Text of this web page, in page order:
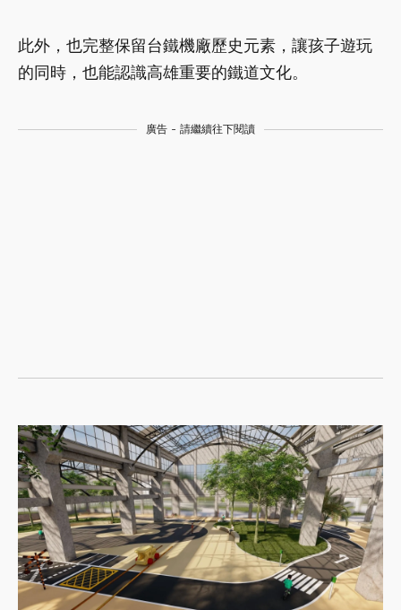
此外，也完整保留台鐵機廠歷史元素，讓孩子遊玩
的同時，也能認識高雄重要的鐵道文化。
廣告 - 請繼續往下閱讀